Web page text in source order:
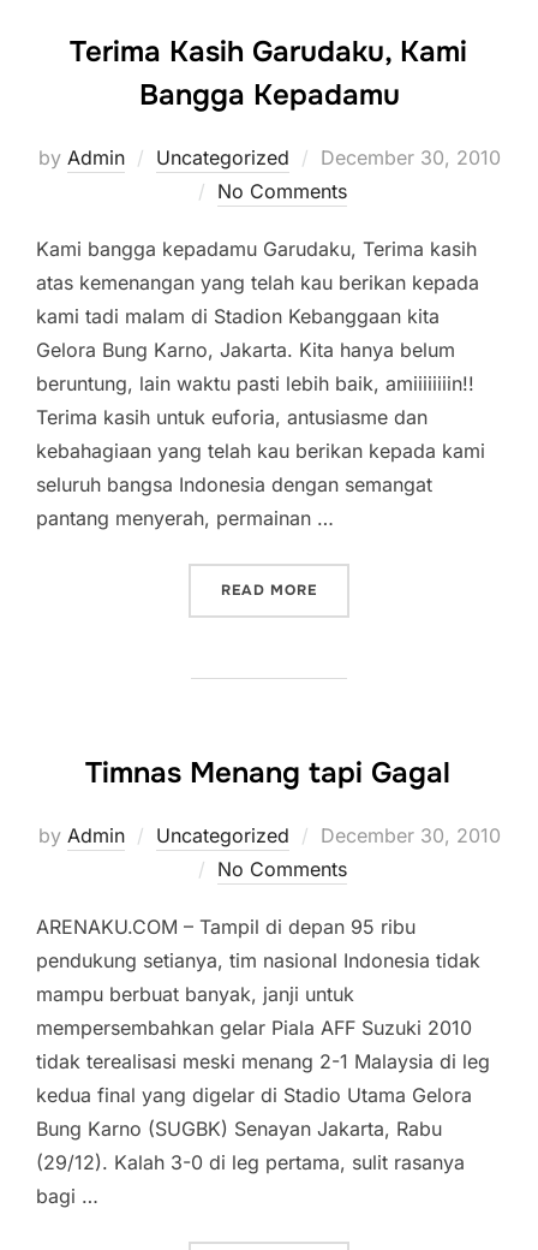
Terima Kasih Garudaku, Kami
Bangga Kepadamu
by Admin Uncategorized
Posted
on
December 30, 2010
No Comments
Kami bangga kepadamu Garudaku, Terima kasih
atas kemenangan yang telah kau berikan kepada
kami tadi malam di Stadion Kebanggaan kita
Gelora Bung Karno, Jakarta. Kita hanya belum
beruntung, lain waktu pasti lebih baik, amiiiiiiiin!!
Terima kasih untuk euforia, antusiasme dan
kebahagiaan yang telah kau berikan kepada kami
seluruh bangsa Indonesia dengan semangat
pantang menyerah, permainan …
READ MORE
Timnas Menang tapi Gagal
by Admin Uncategorized
Posted
on
December 30, 2010
No Comments
ARENAKU.COM – Tampil di depan 95 ribu
pendukung setianya, tim nasional Indonesia tidak
mampu berbuat banyak, janji untuk
mempersembahkan gelar Piala AFF Suzuki 2010
tidak terealisasi meski menang 2-1 Malaysia di leg
kedua final yang digelar di Stadio Utama Gelora
Bung Karno (SUGBK) Senayan Jakarta, Rabu
(29/12). Kalah 3-0 di leg pertama, sulit rasanya
bagi …